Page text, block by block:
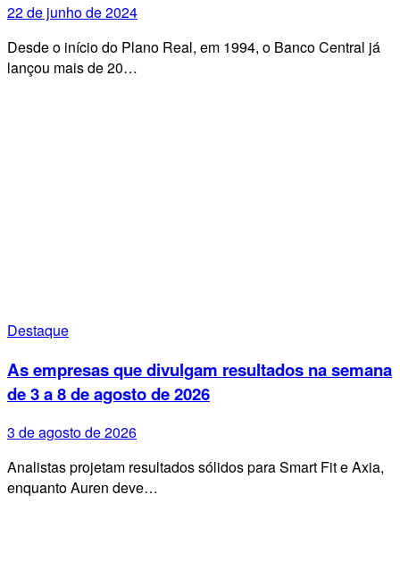
22 de junho de 2024
Desde o início do Plano Real, em 1994, o Banco Central já
lançou mais de 20…
Destaque
As empresas que divulgam resultados na semana
de 3 a 8 de agosto de 2026
3 de agosto de 2026
Analistas projetam resultados sólidos para Smart Fit e Axia,
enquanto Auren deve…